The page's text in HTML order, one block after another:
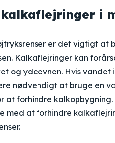
i
er det vigtigt at
Kalkaflejringer kan
og ydeevnen. Hvis vandet
nødvendigt at bruge en
forhindre kalkopbygning.
med at forhindre